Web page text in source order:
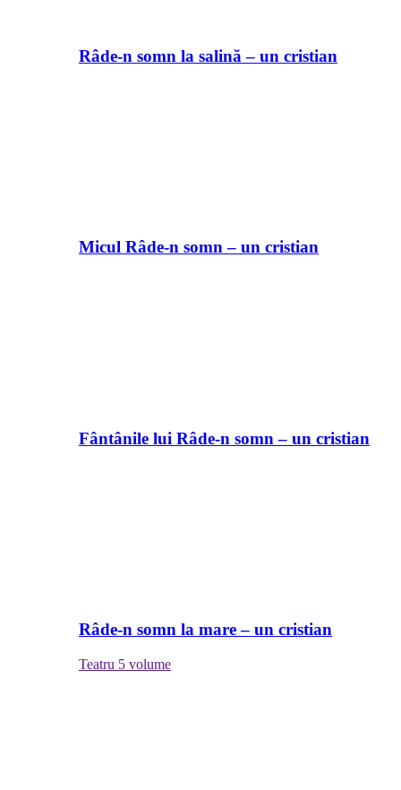
Râde-n somn la salină – un cristian
Micul Râde-n somn – un cristian
Fântânile lui Râde-n somn – un cristian
Râde-n somn la mare – un cristian
Teatru 5 volume